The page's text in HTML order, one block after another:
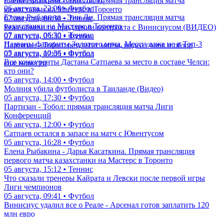
казахстанки на Мастерс в Торонто
07 августа, 06:30 • Теннис
Реал объявил о продлении контракта с Винисиусом (ВИДЕО)
07 августа, 05:30 • Футбол
Партизан - Тобол: результат матча, видео голов и обзор
07 августа, 02:05 • Футбол
еще новости
06 августа, 22:00 • Футбол
Елена Рыбакина - Энн Ли. Прямая трансляция матча
казахстанки на Мастерс в Торонто
07 августа, 06:30 • Теннис
Названы фавориты Золотого мяча. Месси даже не в Топ-3
05 августа, 10:36 • Футбол
Все конкуренты Дастана Сатпаева за место в составе Челси:
кто они?
05 августа, 14:00 • Футбол
Молния убила футболиста в Таиланде (Видео)
05 августа, 17:30 • Футбол
Партизан - Тобол: прямая трансляция матча Лиги
Конференций
06 августа, 12:00 • Футбол
Сатпаев остался в запасе на матч с Ювентусом
05 августа, 16:28 • Футбол
Елена Рыбакина - Дарья Касаткина. Прямая трансляция
первого матча казахстанки на Мастерс в Торонто
05 августа, 15:12 • Теннис
Что сказали тренеры Кайрата и Левски после первой игры
Лиги чемпионов
05 августа, 09:41 • Футбол
Винисиус удалил все о Реале - Арсенал готов заплатить 120
млн евро